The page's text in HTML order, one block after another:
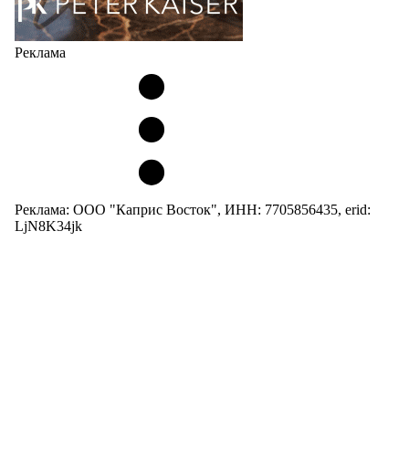
Реклама
Реклама: ООО "Каприс Восток", ИНН: 7705856435, erid:
LjN8K34jk